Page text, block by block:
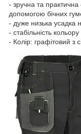
- зручна та практична
допомогою бічних
- дуже низька усадка
- стабільність кольору
- Колір: графітовий з